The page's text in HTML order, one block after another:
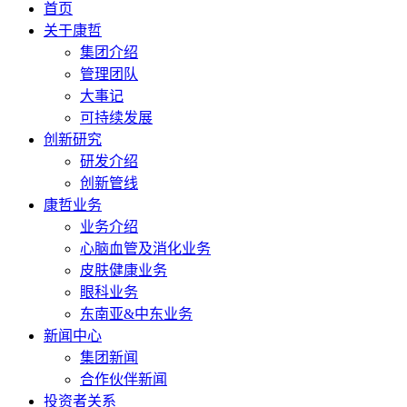
首页
关于康哲
集团介绍
管理团队
大事记
可持续发展
创新研究
研发介绍
创新管线
康哲业务
业务介绍
心脑血管及消化业务
皮肤健康业务
眼科业务
东南亚&中东业务
新闻中心
集团新闻
合作伙伴新闻
投资者关系